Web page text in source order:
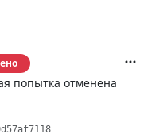
попытка отменена